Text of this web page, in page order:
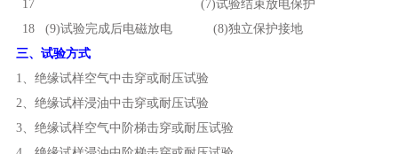
17
(7)试验结束放电保护
18
(9)试验完成后电磁放电
(8)独立保护接地
三、 试验方式
1、绝缘试样空气中击穿或耐压试验
2、绝缘试样浸油中击穿或耐压试验
3、绝缘试样空气中阶梯击穿或耐压试验